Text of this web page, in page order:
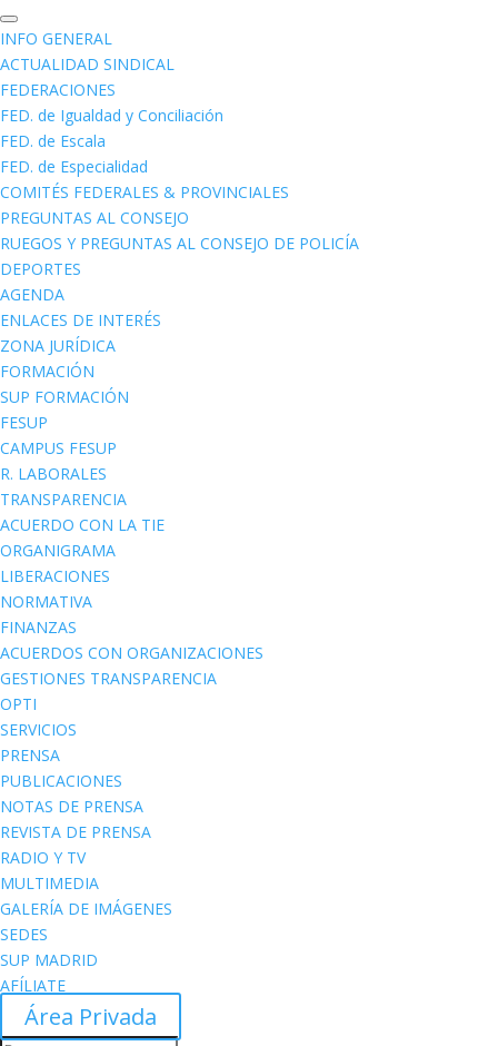
INFO GENERAL
ACTUALIDAD SINDICAL
FEDERACIONES
FED. de Igualdad y Conciliación
FED. de Escala
FED. de Especialidad
COMITÉS FEDERALES & PROVINCIALES
PREGUNTAS AL CONSEJO
RUEGOS Y PREGUNTAS AL CONSEJO DE POLICÍA
DEPORTES
AGENDA
ENLACES DE INTERÉS
ZONA JURÍDICA
FORMACIÓN
SUP FORMACIÓN
FESUP
CAMPUS FESUP
R. LABORALES
TRANSPARENCIA
ACUERDO CON LA TIE
ORGANIGRAMA
LIBERACIONES
NORMATIVA
FINANZAS
ACUERDOS CON ORGANIZACIONES
GESTIONES TRANSPARENCIA
OPTI
SERVICIOS
PRENSA
PUBLICACIONES
NOTAS DE PRENSA
REVISTA DE PRENSA
RADIO Y TV
MULTIMEDIA
GALERÍA DE IMÁGENES
SEDES
SUP MADRID
AFÍLIATE
Área Privada